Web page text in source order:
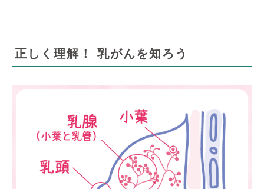
正しく理解！ 乳がんを知ろう